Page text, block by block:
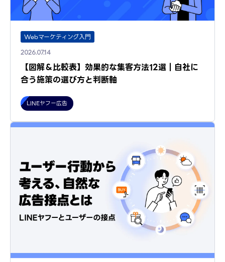
Webマーケティング入門
2026.07.14
【図解＆比較表】効果的な集客方法12選｜自社に
合う施策の選び方と判断軸
LINEヤフー広告